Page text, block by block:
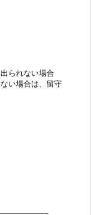
られない場合
い場合は、留守